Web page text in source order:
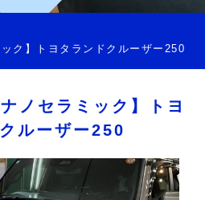
ク】トヨタランドクルーザー250
ノセラミック】トヨ
ルーザー250